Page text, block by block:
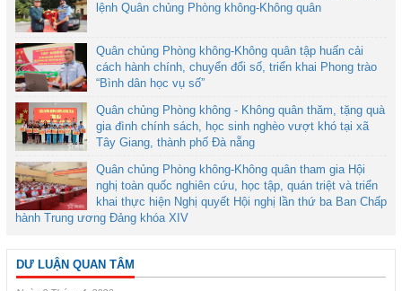
lệnh Quân chủng Phòng không-Không quân
Quân chủng Phòng không-Không quân tập huấn cải
cách hành chính, chuyển đổi số, triển khai Phong trào
“Bình dân học vụ số”
Quân chủng Phòng không - Không quân thăm, tặng quà
gia đình chính sách, học sinh nghèo vượt khó tại xã
Tây Giang, thành phố Đà nẵng
Quân chủng Phòng không-Không quân tham gia Hội
nghị toàn quốc nghiên cứu, học tập, quán triệt và triển
khai thực hiện Nghị quyết Hội nghị lần thứ ba Ban Chấp
hành Trung ương Đảng khóa XIV
DƯ LUẬN QUAN TÂM